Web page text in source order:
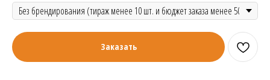
Заказать